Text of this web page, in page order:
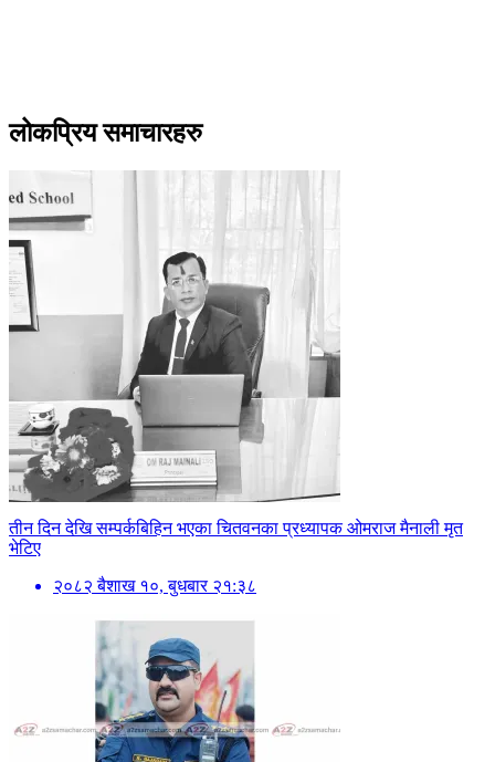
लोकप्रिय समाचारहरु
तीन दिन देखि सम्पर्कबिहिन भएका चितवनका प्रध्यापक ओमराज मैनाली मृत
भेटिए
२०८२ बैशाख १०, बुधबार २१:३८